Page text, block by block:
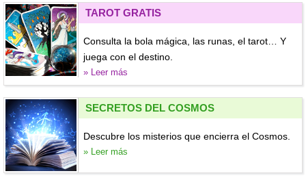
TAROT GRATIS
Consulta la bola mágica, las runas, el tarot… Y
juega con el destino.
» Leer más
SECRETOS DEL COSMOS
Descubre los misterios que encierra el Cosmos.
» Leer más